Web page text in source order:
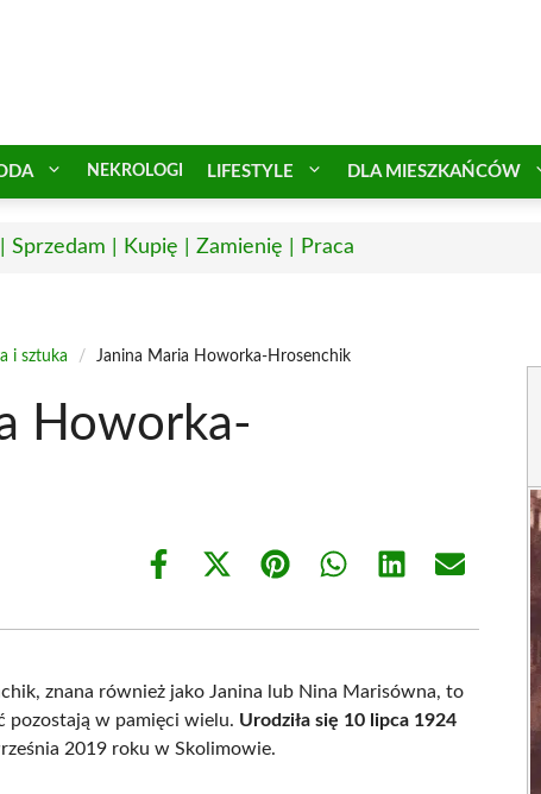
NEKROLOGI LIFESTYLE DLA MIESZKAŃCÓW
Sprzedam | Kupię | Zamienię | Praca
i sztuka / Janina Maria Howorka-Hrosenchik
Howorka-
Share
Share
(Twitter)
Share Share Share Share
znana również jako Janina lub Nina Marisówna, to
pozostają w pamięci wielu. Urodziła się 10 lipca 1924
2019 roku w Skolimowie.